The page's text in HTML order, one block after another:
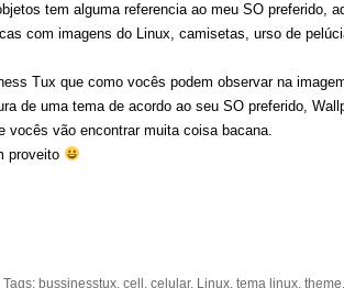
tem alguma referencia ao meu SO preferido,
com imagens do Linux, camisetas, urso de
Tux que como vocês podem observar na
de uma tema de acordo ao seu SO preferido,
vocês vão encontrar muita coisa bacana.
proveito
| Tags: bussinesstux, cell , celular, Linux, tema linux, theme,